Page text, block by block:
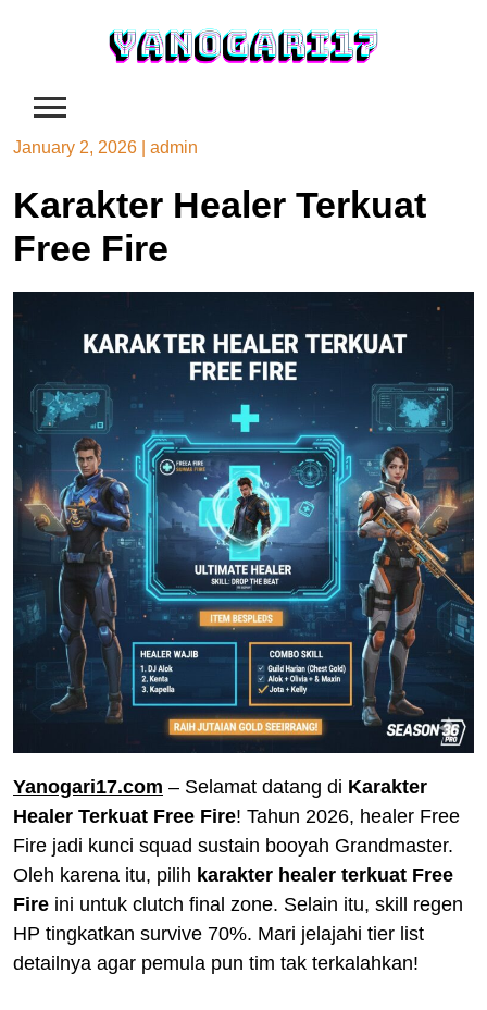
January 2, 2026 admin
Karakter Healer Terkuat
Free Fire
Yanogari17.com – Selamat datang di Karakter
Healer Terkuat Free Fire! Tahun 2026, healer Free
Fire jadi kunci squad sustain booyah Grandmaster.
Oleh karena itu, pilih karakter healer terkuat Free
Fire ini untuk clutch final zone. Selain itu, skill regen
HP tingkatkan survive 70%. Mari jelajahi tier list
detailnya agar pemula pun tim tak terkalahkan!